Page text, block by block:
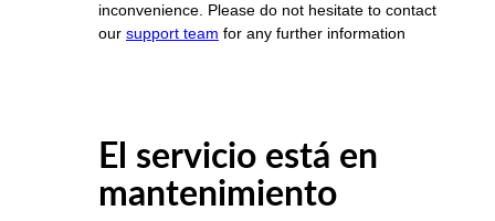
inconvenience. Please do not hesitate to contact
our support team for any further information
El servicio está en
mantenimiento